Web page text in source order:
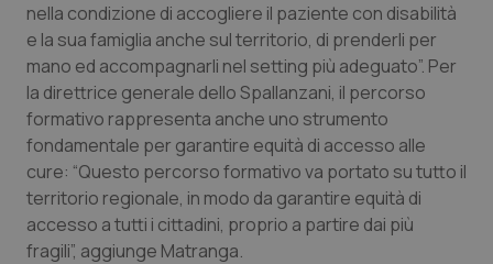
Provincia Autonoma di Trento
Puglia
Sardegna
Sicilia
Toscana
Ipertensione & Scompenso
Malattie rare
Malattia di Crohn & Rettocolite Ulcerosa
Neuroscienze & patologie neurodegenerative
Obesità
nella condizione di accogliere il paziente con disabilità
e la sua famiglia anche sul territorio, di prenderli per
mano ed accompagnarli nel setting più adeguato”. Per
la direttrice generale dello Spallanzani, il percorso
formativo rappresenta anche uno strumento
fondamentale per garantire equità di accesso alle
cure: “Questo percorso formativo va portato su tutto il
territorio regionale, in modo da garantire equità di
accesso a tutti i cittadini, proprio a partire dai più
fragili”, aggiunge Matranga.